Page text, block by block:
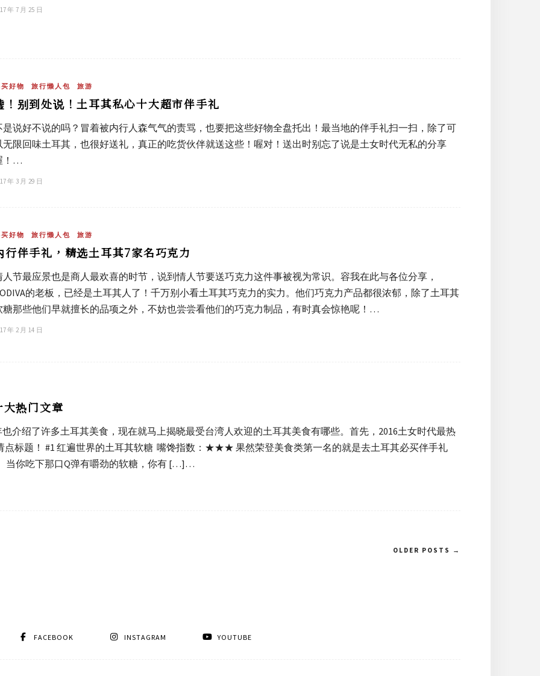
年 7 月 25 日
好物 旅行懒人包 旅游
！别到处说！土耳其私心十大超市伴手礼
是说好不说的吗？冒着被内行人森气气的责骂，也要把这些好物全盘托出！最当地的伴手礼扫一扫，除了可
无限回味土耳其，也很好送礼，真正的吃货伙伴就送这些！喔对！送出时别忘了说是土女时代无私的分享
！…
年 3 月 29 日
好物 旅行懒人包 旅游
行伴手礼，精选土耳其7家名巧克力
人节最应景也是商人最欢喜的时节，说到情人节要送巧克力这件事被视为常识。容我在此与各位分享，
的老板，已经是土耳其人了！千万别小看土耳其巧克力的实力。他们巧克力产品都很浓郁，除了土耳其
糖那些他们早就擅长的品项之外，不妨也尝尝看他们的巧克力制品，有时真会惊艳呢！…
年 2 月 14 日
热门文章
介绍了许多土耳其美食，现在就马上揭晓最受台湾人欢迎的土耳其美食有哪些。首先，2016土女时代最热
题！ #1 红遍世界的土耳其软糖 嘴馋指数：★★★ 果然荣登美食类第一名的就是去土耳其必买伴手礼
当你吃下那口Q弹有嚼劲的软糖，你有 […]…
OLDER POSTS →
FACEBOOK INSTAGRAM YOUTUBE